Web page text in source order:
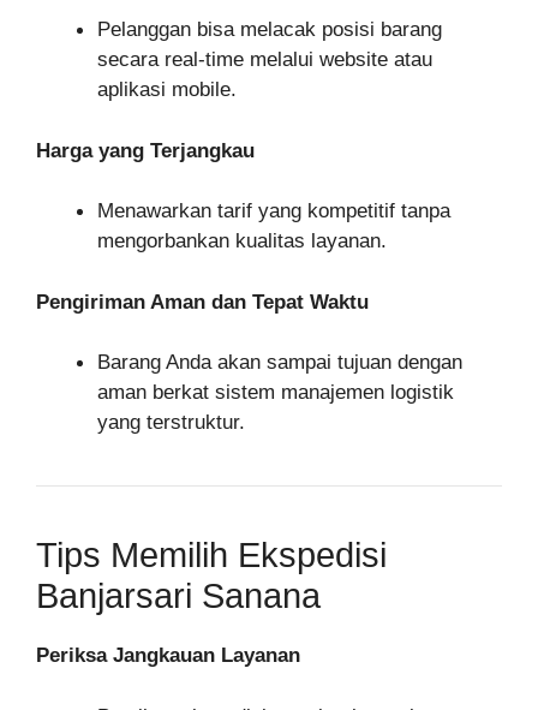
Pelanggan bisa melacak posisi barang
secara real-time melalui website atau
aplikasi mobile.
Harga yang Terjangkau
Menawarkan tarif yang kompetitif tanpa
mengorbankan kualitas layanan.
Pengiriman Aman dan Tepat Waktu
Barang Anda akan sampai tujuan dengan
aman berkat sistem manajemen logistik
yang terstruktur.
Tips Memilih Ekspedisi
Banjarsari Sanana
Periksa Jangkauan Layanan